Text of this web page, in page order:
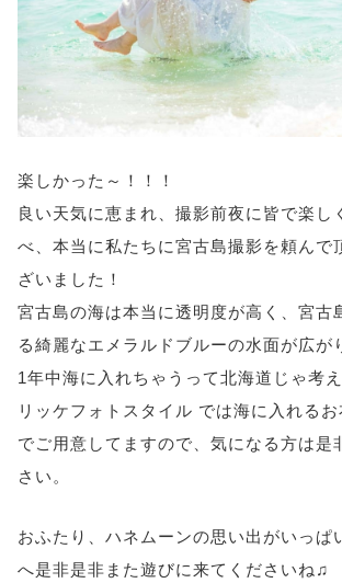
楽しかった～！！！
良い天気に恵まれ、撮影前夜に皆で楽し
べ、本当に私たちに宮古島撮影を頼んで
ざいました！
宮古島の海は本当に透明度が高く、宮古
る綺麗なエメラルドブルーの水面が広が
1年中海に入れちゃうって北海道じゃ考
リッケフォトスタイル では海に入れる
でご用意してますので、気になる方は是
さい。
おふたり、ハネムーンの思い出がいっぱ
へ是非是非また遊びに来てくださいね♫